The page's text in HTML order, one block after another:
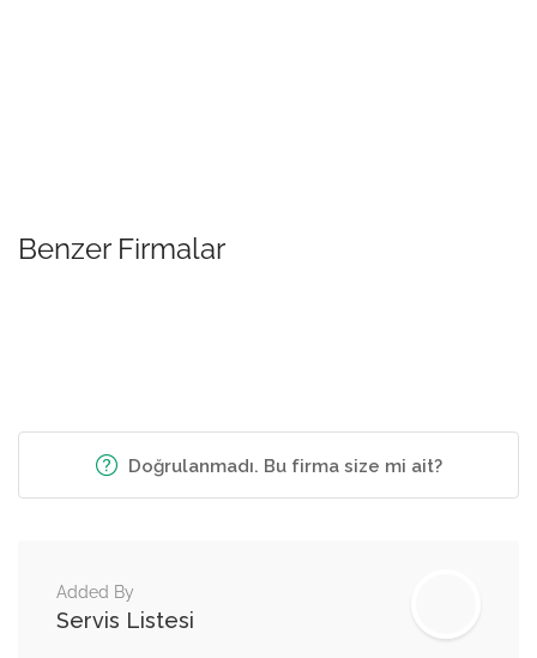
Benzer Firmalar
Doğrulanmadı. Bu firma size mi ait?
Added By
Servis Listesi